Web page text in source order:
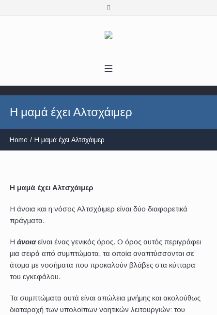
Η μαμά έχει Αλτσχάιμερ
Home / Η μαμά έχει Αλτσχάιμερ
Η μαμά έχει Αλτσχάιμερ
Η άνοια και η νόσος Αλτσχάιμερ είναι δύο διαφορετικά
πράγματα.
Η άνοιαείναι ένας γενικός όρος. Ο όρος αυτός περιγράφει
μια σειρά από συμπτώματα, τα οποία αναπτύσσονται σε
άτομα με νοσήματα που προκαλούν βλάβες στα κύτταρα
του εγκεφάλου.
Τα συμπτώματα αυτά είναι απώλεια μνήμης και ακολούθως
διαταραχή των υπολοίπων νοητικών λειτουργιών: του